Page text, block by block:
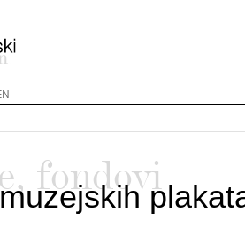
fondovi